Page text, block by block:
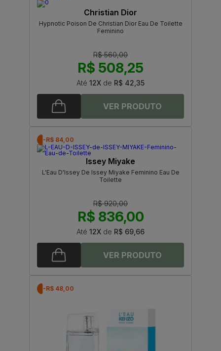
Christian Dior
Hypnotic Poison De Christian Dior Eau De Toilette
Feminino
R$ 560,00
R$ 508,25
Até 12X de R$ 42,35
-R$ 84,00
Issey Miyake
L'Eau D'Issey De Issey Miyake Feminino Eau De
Toilette
R$ 920,00
R$ 836,00
Até 12X de R$ 69,66
-R$ 48,00